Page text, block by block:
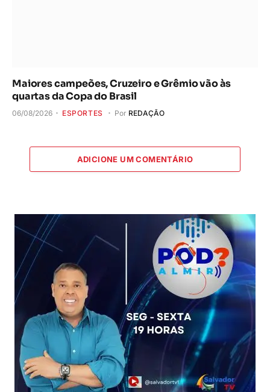
Maiores campeões, Cruzeiro e Grêmio vão às
quartas da Copa do Brasil
06/08/2026 ESPORTES Por REDAÇÃO
ADICIONE UM COMENTÁRIO